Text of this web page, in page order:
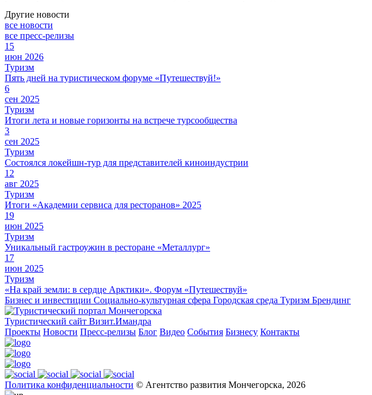
Другие новости
все новости
все пресс-релизы
15
июн 2026
Туризм
Пять дней на туристическом форуме «Путешествуй!»
6
сен 2025
Туризм
Итоги лета и новые горизонты на встрече турсообщества
3
сен 2025
Туризм
Состоялся локейшн-тур для представителей киноиндустрии
12
авг 2025
Туризм
Итоги «Академии сервиса для ресторанов» 2025
19
июн 2025
Туризм
Уникальный гастроужин в ресторане «Металлург»
17
июн 2025
Туризм
«На край земли: в сердце Арктики». Форум «Путешествуй»
Бизнес и инвестиции Социально-культурная сфера Городская среда Туризм Брендинг
Туристический сайт Визит.Имандра
Проекты Новости Пресс-релизы Блог Видео События Бизнесу Контакты
Политика конфиденциальности © Агентство развития Мончегорска, 2026